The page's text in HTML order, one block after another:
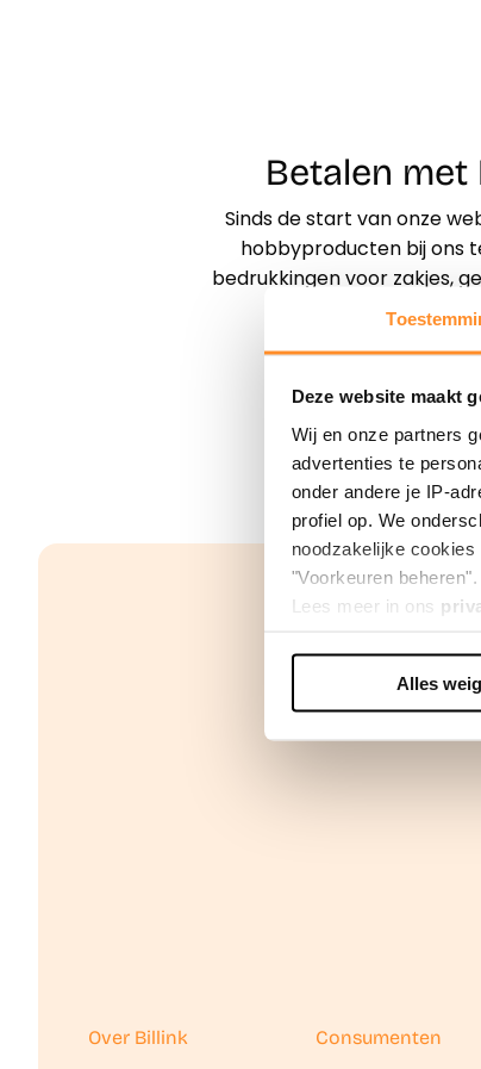
Deze website maakt
Wij en onze partners
advertenties te
onder andere je IP-
profiel op. We
noodzakelijke
"Voorkeuren
Lees meer in ons
We werken samen
Alles
Betalen met
Sinds de start van onze
hobbyproducten bij ons
bedrukkingen voor zakjes,
Over Billink
Consumenten